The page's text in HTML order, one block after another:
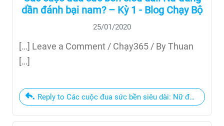
dần đánh bại nam? – Kỳ 1 - Blog Chạy Bộ
25/01/2020
[…] Leave a Comment / Chạy365 / By Thuan
[…]
Reply to Các cuộc đua sức bền siêu dài: Nữ đang dần